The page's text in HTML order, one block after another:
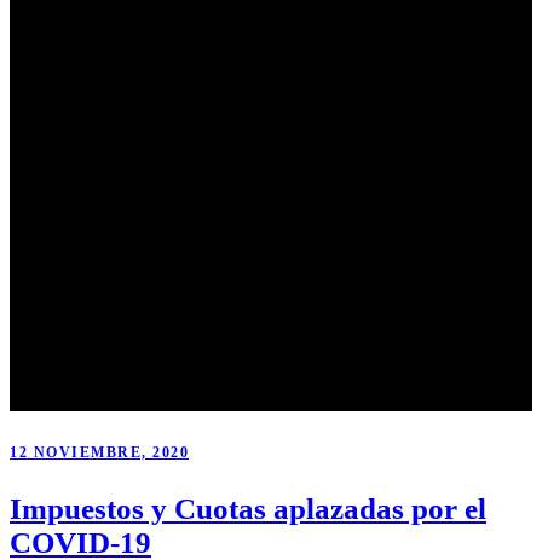
12 NOVIEMBRE, 2020
Impuestos y Cuotas aplazadas por el
COVID-19